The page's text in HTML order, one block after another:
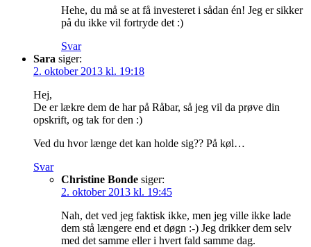
Hehe, du må se at få investeret i sådan én! Jeg er sikker
på du ikke vil fortryde det :)
Svar
Sara siger:
2. oktober 2013 kl. 19:18
Hej,
De er lækre dem de har på Råbar, så jeg vil da prøve din
opskrift, og tak for den :)
Ved du hvor længe det kan holde sig?? På køl…
Svar
Christine Bonde siger:
2. oktober 2013 kl. 19:45
Nah, det ved jeg faktisk ikke, men jeg ville ikke lade
dem stå længere end et døgn :-) Jeg drikker dem selv
med det samme eller i hvert fald samme dag.